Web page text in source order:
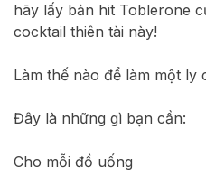
hãy lấy bản hit Toblerone
cocktail thiên tài này!
Làm thế nào để làm một ly
Đây là những gì bạn cần:
Cho mỗi đồ uống